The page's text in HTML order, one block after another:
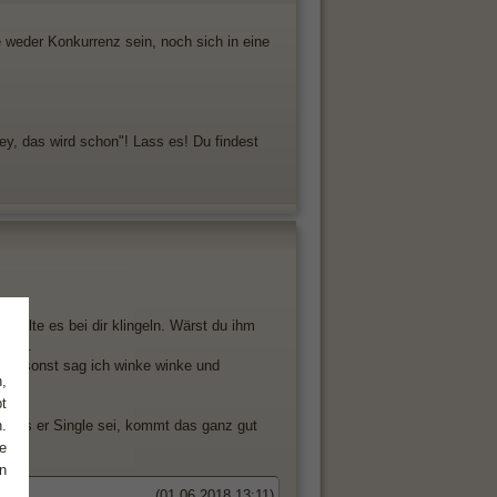
Konkurrenz sein, noch sich in eine
das wird schon"! Lass es! Du findest
es bei dir klingeln. Wärst du ihm
sonst sag ich winke winke und
das er Single sei, kommt das ganz gut